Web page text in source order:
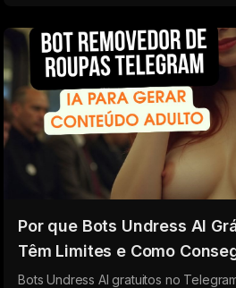
Por que Bots Undress AI
Têm Limites e Como
Resultados 2026
Bots Undress AI gratuitos no